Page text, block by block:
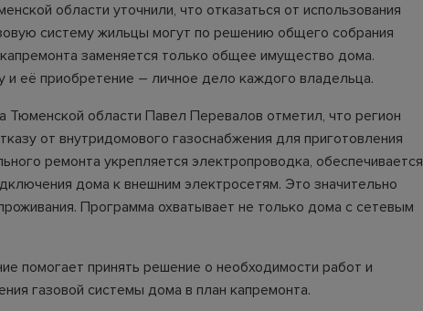
области уточнили, что отказаться от использования
систему жильцы могут по решению общего собрания
заменяется только общее имущество дома.
и её приобретение – личное дело каждого владельца.
Тюменской области Павел Перевалов отметил, что регион
от внутридомового газоснабжения для приготовления
ремонта укрепляется электропроводка, обеспечивается
дома к внешним электросетям. Это значительно
Программа охватывает не только дома с сетевым
помогает принять решение о необходимости работ и
газовой системы дома в план капремонта.